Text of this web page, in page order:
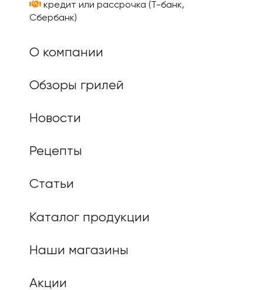
кредит или рассрочка (Т-банк,
Сбербанк)
О компании
Обзоры грилей
Новости
Рецепты
Статьи
Каталог продукции
Наши магазины
Акции